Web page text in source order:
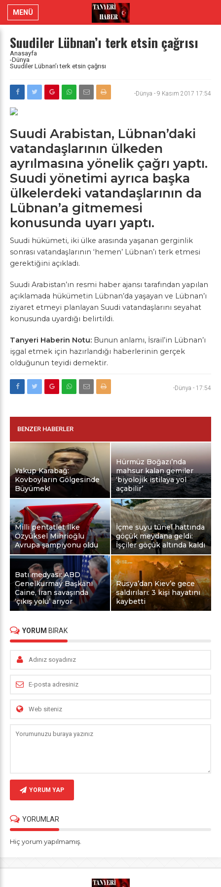
MENÜ
Suudiler Lübnan’ı terk etsin çağrısı
Anasayfa
-Dünya
Suudiler Lübnan’ı terk etsin çağrısı
-Dünya - 9 Kasım 2017 17:54
Suudi Arabistan, Lübnan’daki
vatandaşlarının ülkeden
ayrılmasına yönelik çağrı yaptı.
Suudi yönetimi ayrıca başka
ülkelerdeki vatandaşlarının da
Lübnan’a gitmemesi
konusunda uyarı yaptı.
Suudi hükümeti, iki ülke arasında yaşanan gerginlik
sonrası vatandaşlarının ‘hemen’ Lübnan’ı terk etmesi
gerektiğini açıkladı.
Suudi Arabistan’ın resmi haber ajansı tarafından yapılan
açıklamada hükümetin Lübnan’da yaşayan ve Lübnan’ı
ziyaret etmeyi planlayan Suudi vatandaşlarını seyahat
konusunda uyardığı belirtildi.
Tanyeri Haberin Notu: Bunun anlamı, İsrail’in Lübnan’ı
işgal etmek için hazırlandığı haberlerinin gerçek
olduğunun teyidi demektir.
-Dünya - 17:54
BENZER HABERLER
Yakup Karabağ:
Kovboyların Gölgesinde
Büyümek!
Hürmüz Boğazı’nda
mahsur kalan gemiler
‘biyolojik istilaya yol
açabilir’
Milli pentatlet İlke
Özyüksel Mihrioğlu
Avrupa şampiyonu oldu
İçme suyu tünel hattında
göçük meydana geldi:
İşçiler göçük altında kaldı
Batı medyası: ABD
Genelkurmay Başkanı
Caine, İran savaşında
‘çıkış yolu’ arıyor
Rusya’dan Kiev’e gece
saldırıları: 3 kişi hayatını
kaybetti
YORUM BIRAK
YORUM YAP
YORUMLAR
Hiç yorum yapılmamış.